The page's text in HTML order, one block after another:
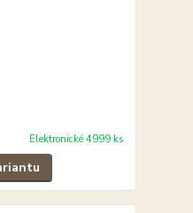
Elektronické 4999 ks